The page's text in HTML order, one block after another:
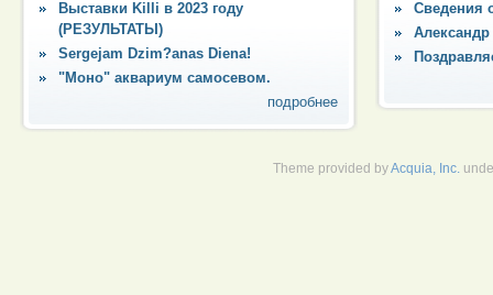
Выставки Killi в 2023 году
(РЕЗУЛЬТАТЫ)
Sergejam Dzim?anas Diena!
"Моно" аквариум самосевом.
подробнее
Сведения
Theme provided byAcquia, Inc.